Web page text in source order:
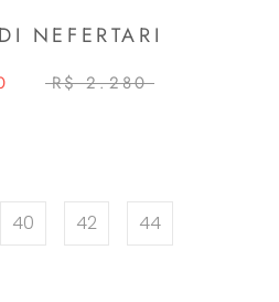
NEFERTARI
R$ 2.280
40 42 44